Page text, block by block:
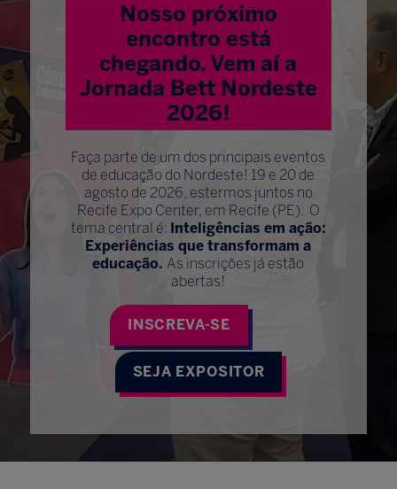
Nosso próximo
encontro está
chegando. Vem aí a
Jornada Bett Nordeste
2026!
Faça parte de um dos principais eventos
de educação do Nordeste! 19 e 20 de
agosto de 2026, estermos juntos no
Recife Expo Center, em Recife (PE). O
tema central é: Inteligências em ação:
Experiências que transformam a
educação. As inscrições já estão
abertas!
INSCREVA-SE
SEJA EXPOSITOR